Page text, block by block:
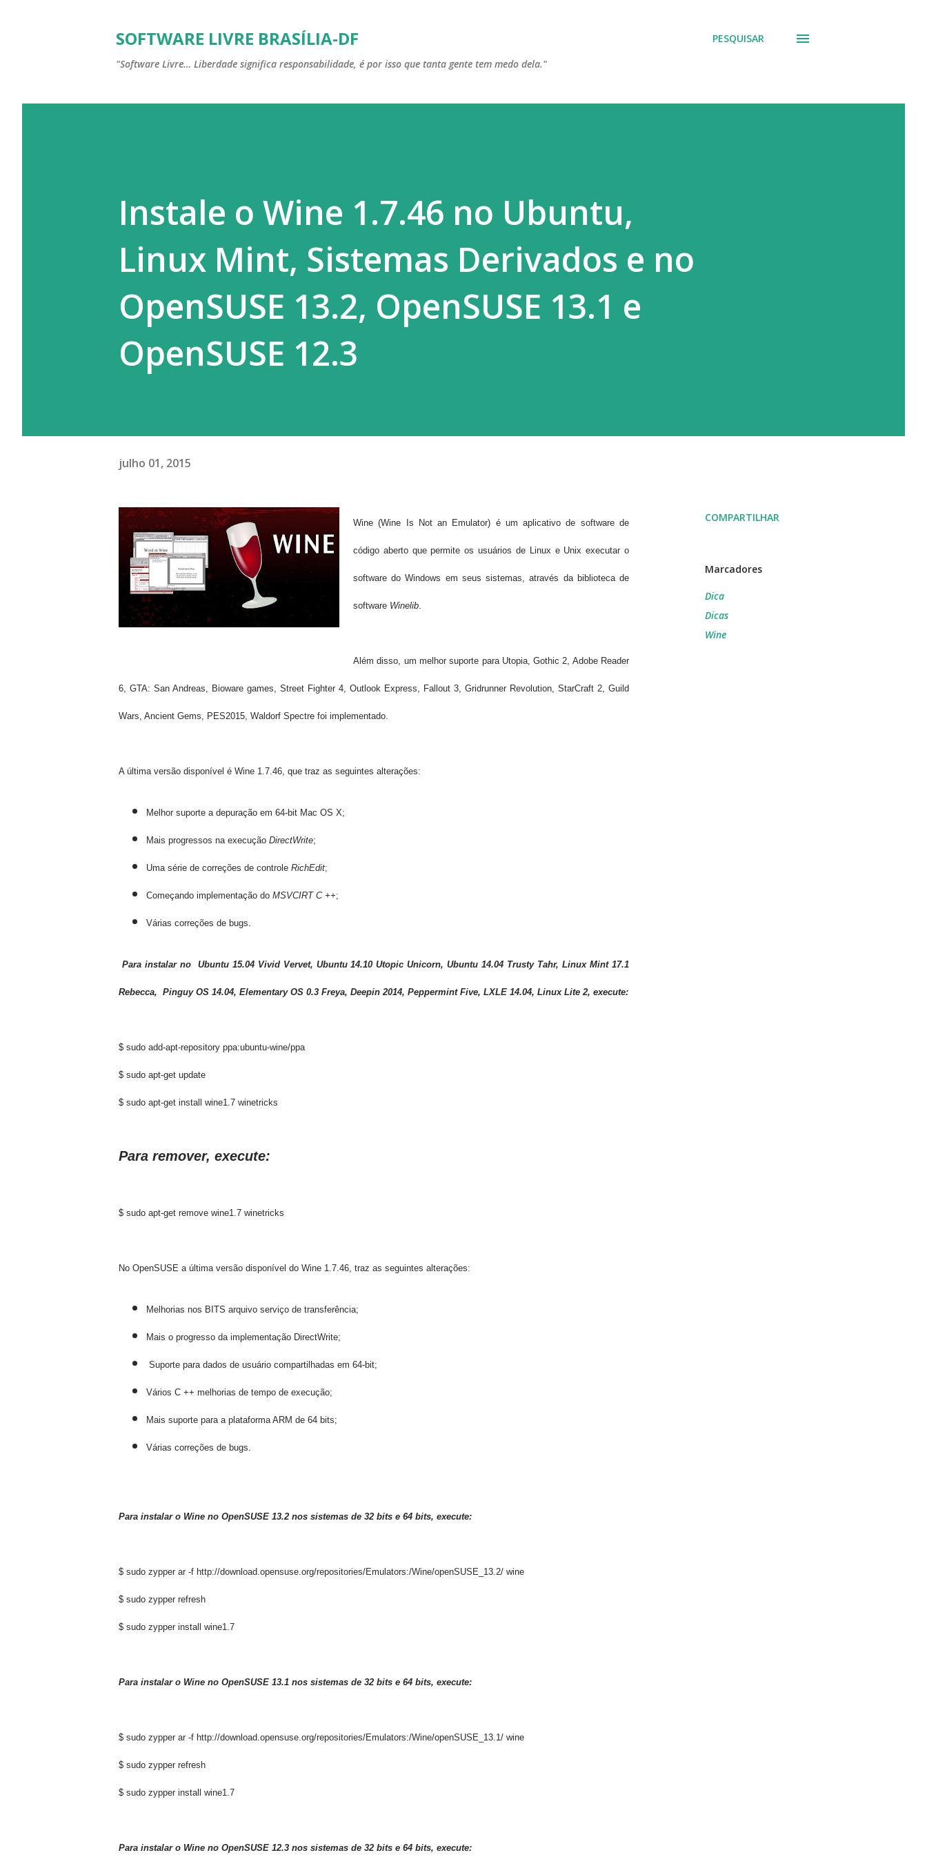
SOFTWARE LIVRE BRASÍLIA-DF
"Software Livre… Liberdade significa responsabilidade, é por isso que tanta gente tem medo dela."
PESQUISAR
Instale o Wine 1.7.46 no Ubuntu,
Linux Mint, Sistemas Derivados e no
OpenSUSE 13.2, OpenSUSE 13.1 e
OpenSUSE 12.3
julho 01, 2015
Wine (Wine Is Not an Emulator) é um aplicativo de software de
código aberto que permite os usuários de Linux e Unix executar o
software do Windows em seus sistemas, através da biblioteca de
software Winelib.
Além disso, um melhor suporte para Utopia, Gothic 2, Adobe Reader
6, GTA: San Andreas, Bioware games, Street Fighter 4, Outlook Express, Fallout 3, Gridrunner Revolution, StarCraft 2, Guild
Wars, Ancient Gems, PES2015, Waldorf Spectre foi implementado.
A última versão disponível é Wine 1.7.46, que traz as seguintes alterações:
Melhor suporte a depuração em 64-bit Mac OS X;
Mais progressos na execução DirectWrite;
Uma série de correções de controle RichEdit;
Começando implementação do MSVCIRT C ++;
Várias correções de bugs.
Para instalar no Ubuntu 15.04 Vivid Vervet, Ubuntu 14.10 Utopic Unicorn, Ubuntu 14.04 Trusty Tahr, Linux Mint 17.1
Rebecca, Pinguy OS 14.04, Elementary OS 0.3 Freya, Deepin 2014, Peppermint Five, LXLE 14.04, Linux Lite 2, execute:
$ sudo add-apt-repository ppa:ubuntu-wine/ppa
$ sudo apt-get update
$ sudo apt-get install wine1.7 winetricks
Para remover, execute:
$ sudo apt-get remove wine1.7 winetricks
No OpenSUSE a última versão disponível do Wine 1.7.46, traz as seguintes alterações:
Melhorias nos BITS arquivo serviço de transferência;
Mais o progresso da implementação DirectWrite;
Suporte para dados de usuário compartilhadas em 64-bit;
Vários C ++ melhorias de tempo de execução;
Mais suporte para a plataforma ARM de 64 bits;
Várias correções de bugs.
Para instalar o Wine no OpenSUSE 13.2 nos sistemas de 32 bits e 64 bits, execute:
$ sudo zypper ar -f http://download.opensuse.org/repositories/Emulators:/Wine/openSUSE_13.2/ wine
$ sudo zypper refresh
$ sudo zypper install wine1.7
Para instalar o Wine no OpenSUSE 13.1 nos sistemas de 32 bits e 64 bits, execute:
$ sudo zypper ar -f http://download.opensuse.org/repositories/Emulators:/Wine/openSUSE_13.1/ wine
$ sudo zypper refresh
$ sudo zypper install wine1.7
Para instalar o Wine no OpenSUSE 12.3 nos sistemas de 32 bits e 64 bits, execute:
COMPARTILHAR
Marcadores
Dica
Dicas
Wine